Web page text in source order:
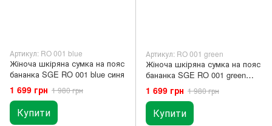
Артикул: RO 001 blue
Жіноча шкіряна сумка на пояс
бананка SGE RO 001 blue синя
1 699 грн 1 980 грн
Купити
Артикул: RO 001 green
Жіноча шкіряна сумка на пояс
бананка SGE RO 001 green
зелена
1 699 грн 1 980 грн
Купити